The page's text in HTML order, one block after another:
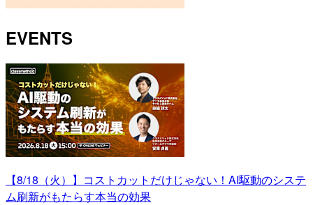
EVENTS
【8/18（火）】コストカットだけじゃない！AI駆動のシステ
ム刷新がもたらす本当の効果